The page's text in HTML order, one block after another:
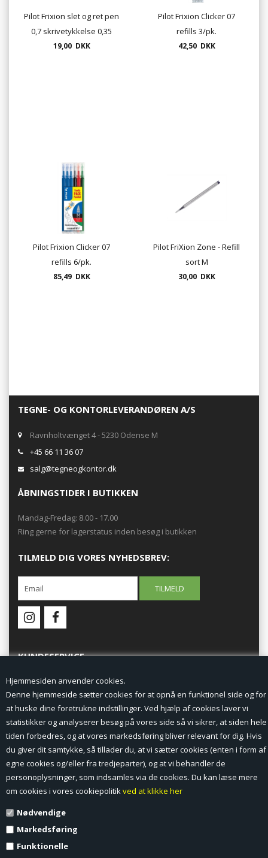
Hjemmesiden anvender cookies.
Denne hjemmeside sætter cookies for at opnå en funktionel side og for
at huske dine foretrukne indstillinger. Ved hjælp af cookies laver vi
statistikker og analyserer besøg på vores side så vi sikrer, at siden hele
tiden forbedres, og at vores markedsføring bliver relevant for dig. Hvis
du giver dit samtykke, så tillader du, at vi sætter cookies (enten i form af
egne cookies og/eller fra tredjeparter), og at vi behandler de
personoplysninger, som indsamles via de cookies. Du kan læse mere
om cookies i vores cookiepolitikved at klikke her
Nødvendige
Markedsføring
Funktionelle
Pilot Frixion slet og ret pen
0,7 skrivetykkelse 0,35
speciel farver
19,00 DKK
Pilot Frixion Clicker 07
refills 3/pk.
42,50 DKK
Pilot Frixion Clicker 07
refills 6/pk.
85,49 DKK
Pilot FriXion Zone - Refill
sort M
30,00 DKK
TEGNE- OG KONTORLEVERANDØREN A/S
Ravnholtvænget 4 - 5230 Odense M
+45 66 11 36 07
salg@tegneogkontor.dk
ÅBNINGSTIDER I BUTIKKEN
Mandag-Fredag: 8.00 - 17.00
Ring gerne for lagerstatus inden besøg i butikken
TILMELD DIG VORES NYHEDSBREV:
KUNDESERVICE
Forside
Min Konto
Nyheder
Vilkår og betingelser
Profil
Erhverv log ind (B2B)